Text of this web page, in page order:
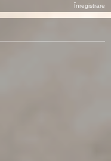
Înregistrare